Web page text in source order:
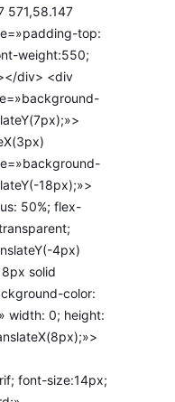
571,58.147
top:
weight:550;
div> <div
18px);»>
50%; flex-
4px)
solid
color:
width: 0; height:
font-size:14px;